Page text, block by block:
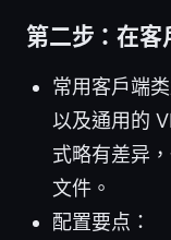
第二步：在客
常用客户端
以及通用的
式略有差异
文件。
配置要点：